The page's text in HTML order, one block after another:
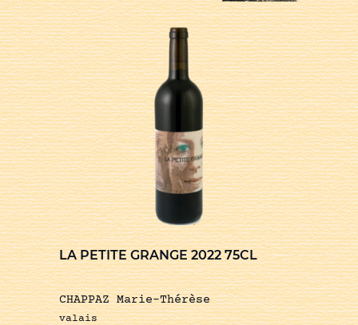
LA PETITE GRANGE 2022 75CL
CHAPPAZ Marie-Thérèse
valais